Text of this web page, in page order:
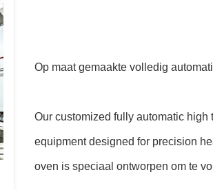
Op maat gemaakte volledig
Our customized fully automatic
equipment designed for precision
oven is speciaal ontworpen om te